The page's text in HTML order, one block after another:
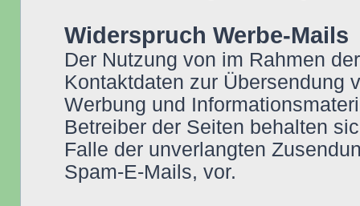
Widerspruch Werbe-Mails
Der Nutzung von im Rahmen
Kontaktdaten zur Übersendung
Werbung und
Betreiber der Seiten behalten
Falle der unverlangten
Spam-E-Mails, vor.